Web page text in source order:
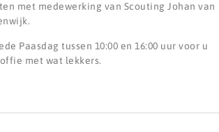
met medewerking van Scouting Johan van
Paasdag tussen 10:00 en 16:00 uur voor u
met wat lekkers.